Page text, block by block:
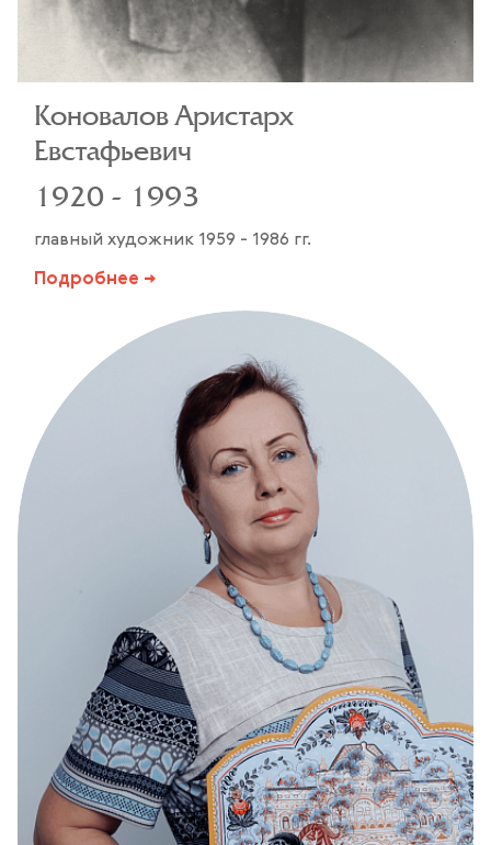
Коновалов Аристарх
Евстафьевич
1920 - 1993
главный художник 1959 - 1986 гг.
Подробнее →